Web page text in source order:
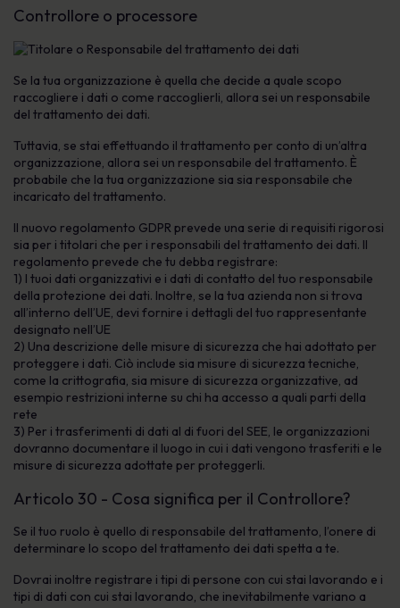
Controllore o processore
Se la tua organizzazione è quella che decide a quale scopo
raccogliere i dati o come raccoglierli, allora sei un responsabile
del trattamento dei dati.
Tuttavia, se stai effettuando il trattamento per conto di un’altra
organizzazione, allora sei un responsabile del trattamento. È
probabile che la tua organizzazione sia sia responsabile che
incaricato del trattamento.
Il nuovo regolamento GDPR prevede una serie di requisiti rigorosi
sia per i titolari che per i responsabili del trattamento dei dati. Il
regolamento prevede che tu debba registrare:
1) I tuoi dati organizzativi e i dati di contatto del tuo responsabile
della protezione dei dati. Inoltre, se la tua azienda non si trova
all’interno dell’UE, devi fornire i dettagli del tuo rappresentante
designato nell’UE
2) Una descrizione delle misure di sicurezza che hai adottato per
proteggere i dati. Ciò include sia misure di sicurezza tecniche,
come la crittografia, sia misure di sicurezza organizzative, ad
esempio restrizioni interne su chi ha accesso a quali parti della
rete
3) Per i trasferimenti di dati al di fuori del SEE, le organizzazioni
dovranno documentare il luogo in cui i dati vengono trasferiti e le
misure di sicurezza adottate per proteggerli.
Articolo 30 - Cosa significa per il Controllore?
Se il tuo ruolo è quello di responsabile del trattamento, l’onere di
determinare lo scopo del trattamento dei dati spetta a te.
Dovrai inoltre registrare i tipi di persone con cui stai lavorando e i
tipi di dati con cui stai lavorando, che inevitabilmente variano a